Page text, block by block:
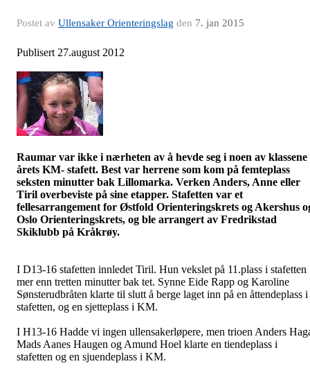
Postet av Ullensaker Orienteringslag den 7. jan 2015
Publisert 27.august 2012
Raumar var ikke i nærheten av å hevde seg i noen av klassene
årets KM- stafett. Best var herrene som kom på femteplass
seksten minutter bak Lillomarka. Verken Anders, Anne eller
Tiril overbeviste på sine etapper. Stafetten var et
fellesarrangement for Østfold Orienteringskrets og Akershus
Oslo Orienteringskrets, og ble arrangert av Fredrikstad
Skiklubb på Kråkrøy.
I D13-16 stafetten innledet Tiril. Hun vekslet på 11.plass i stafetten
mer enn tretten minutter bak tet. Synne Eide Rapp og Karoline
Sønsterudbråten klarte til slutt å berge laget inn på en åttendeplass i
stafetten, og en sjetteplass i KM.
I H13-16 Hadde vi ingen ullensakerløpere, men trioen Anders
Mads Aanes Haugen og Amund Hoel klarte en tiendeplass i
stafetten og en sjuendeplass i KM.